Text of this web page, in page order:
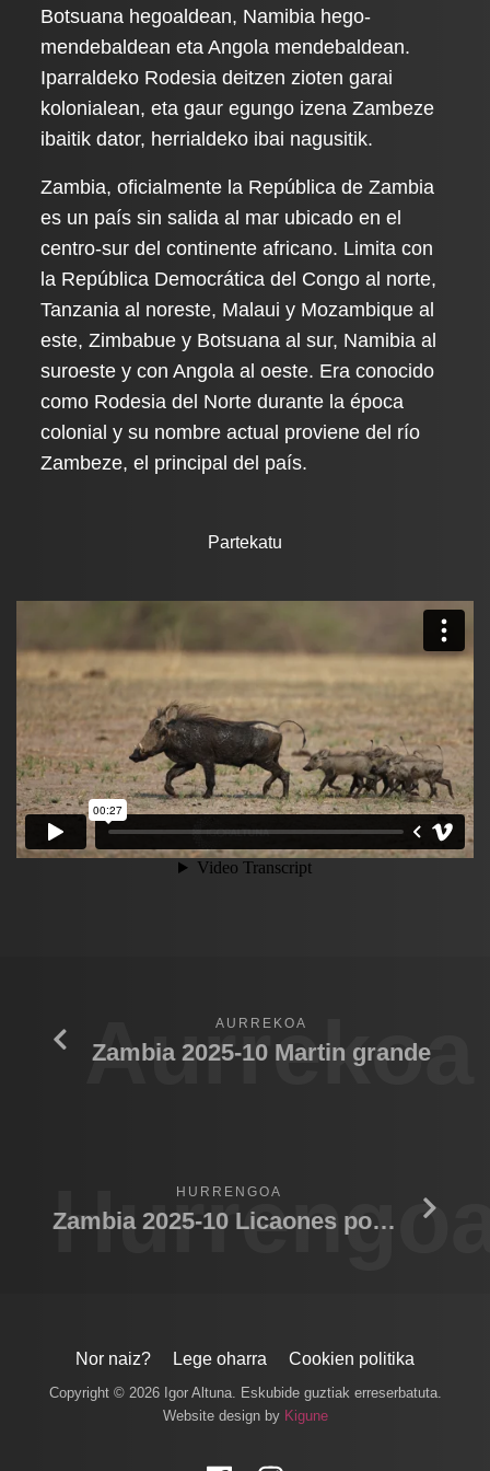
Botsuana hegoaldean, Namibia hego-
mendebaldean eta Angola mendebaldean.
Iparraldeko Rodesia deitzen zioten garai
kolonialean, eta gaur egungo izena Zambeze
ibaitik dator, herrialdeko ibai nagusitik.
Zambia, oficialmente la República de Zambia
es un país sin salida al mar ubicado en el
centro-sur del continente africano. Limita con
la República Democrática del Congo al norte,
Tanzania al noreste, Malaui y Mozambique al
este, Zimbabue y Botsuana al sur, Namibia al
suroeste y con Angola al oeste. Era conocido
como Rodesia del Norte durante la época
colonial y su nombre actual proviene del río
Zambeze, el principal del país.
Partekatu
Aurrekoa
AURREKOA
Zambia 2025-10 Martin grande
HURRENGOA
Zambia 2025-10 Licaones por el rio
Nor naiz? Lege oharra Cookien politika
Copyright © 2026 Igor Altuna. Eskubide guztiak erreserbatuta.
Website design by Kigune